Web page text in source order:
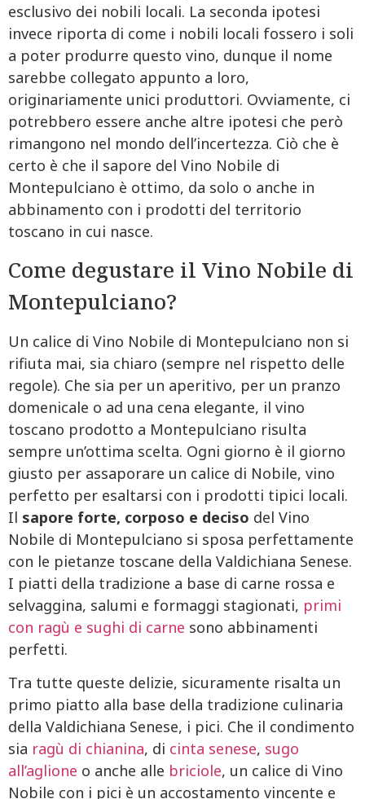
esclusivo dei nobili locali. La seconda ipotesi
invece riporta di come i nobili locali fossero i soli
a poter produrre questo vino, dunque il nome
sarebbe collegato appunto a loro,
originariamente unici produttori. Ovviamente, ci
potrebbero essere anche altre ipotesi che però
rimangono nel mondo dell’incertezza. Ciò che è
certo è che il sapore del Vino Nobile di
Montepulciano è ottimo, da solo o anche in
abbinamento con i prodotti del territorio
toscano in cui nasce.
Come degustare il Vino Nobile di
Montepulciano?
Un calice di Vino Nobile di Montepulciano non si
rifiuta mai, sia chiaro (sempre nel rispetto delle
regole). Che sia per un aperitivo, per un pranzo
domenicale o ad una cena elegante, il vino
toscano prodotto a Montepulciano risulta
sempre un’ottima scelta. Ogni giorno è il giorno
giusto per assaporare un calice di Nobile, vino
perfetto per esaltarsi con i prodotti tipici locali.
Il sapore forte, corposo e deciso del Vino
Nobile di Montepulciano si sposa perfettamente
con le pietanze toscane della Valdichiana Senese.
I piatti della tradizione a base di carne rossa e
selvaggina, salumi e formaggi stagionati, primi
con ragù e sughi di carne sono abbinamenti
perfetti.
Tra tutte queste delizie, sicuramente risalta un
primo piatto alla base della tradizione culinaria
della Valdichiana Senese, i pici. Che il condimento
sia ragù di chianina, di cinta senese, sugo
all’aglione o anche alle briciole, un calice di Vino
Nobile con i pici è un accostamento vincente e